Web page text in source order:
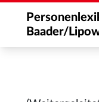
Baader/